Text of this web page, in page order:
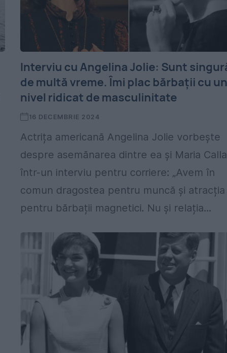
Interviu cu Angelina Jolie: Sunt
de multă vreme. Îmi plac bărbații cu
nivel ridicat de masculinitate
16 DECEMBRIE 2024
Actrița americană Angelina Jolie vorbește
despre asemănarea dintre ea şi Maria
într-un interviu pentru corriere: „Avem în
comun dragostea pentru muncă și atracția
pentru bărbații magnetici. Nu şi relația...